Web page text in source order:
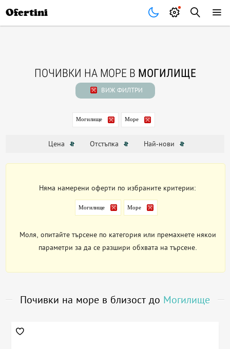
Ofertini
ПОЧИВКИ НА МОРЕ В МОГИЛИЩЕ
ВИЖ ФИЛТРИ
Могилище Море
Цена Отстъпка Най-нови
Няма намерени оферти по избраните критерии:
Могилище Море
Моля, опитайте търсене по категория или премахнете някои
параметри за да се разшири обхвата на търсене.
Почивки на море в близост до Могилище